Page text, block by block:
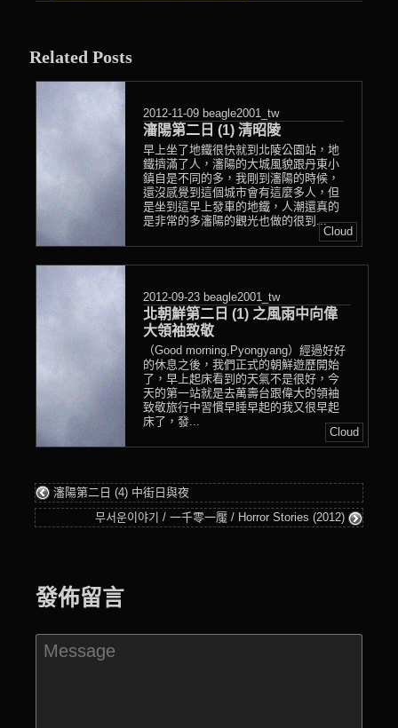
posted
in
Related Posts
2012-11-09 beagle2001_tw
瀋陽第二日 (1) 清昭陵
早上坐了地鐵很快就到北陵公園站，地
鐵擠滿了人，瀋陽的大城風貌跟丹東小
鎮自是不同的多，我剛到瀋陽的時候，
還沒感覺到這個城市會有這麼多人，但
是坐到這早上發車的地鐵，人潮還真的
是非常的多瀋陽的觀光也做的很到...
Cloud
2012-09-23 beagle2001_tw
北朝鮮第二日 (1) 之風雨中向偉
大領袖致敬
（Good morning,Pyongyang）經過好好
的休息之後，我們正式的朝鮮遊歷開始
了，早上起床看到的天氣不是很好，今
天的第一站就是去萬壽台跟偉大的領袖
致敬旅行中習慣早睡早起的我又很早起
床了，發...
Cloud
瀋陽第二日 (4) 中街日與夜
무서운이야기 / 一千零一魘 / Horror Stories (2012)
發佈留言